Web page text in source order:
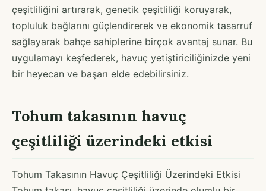
çeşitliliğini artırarak, genetik çeşitliliği koruyarak,
topluluk bağlarını güçlendirerek ve ekonomik tasarruf
sağlayarak bahçe sahiplerine birçok avantaj sunar. Bu
uygulamayı keşfederek, havuç yetiştiriciliğinizde yeni
bir heyecan ve başarı elde edebilirsiniz.
Tohum takasının havuç
çeşitliliği üzerindeki etkisi
Tohum Takasının Havuç Çeşitliliği Üzerindeki Etkisi